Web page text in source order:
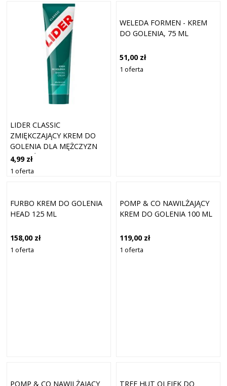
LIDER CLASSIC
ZMIĘKCZAJĄCY KREM DO
GOLENIA DLA MĘŻCZYZN
NAWILŻAJĄCY 65G
4,99 zł
1 oferta
WELEDA FORMEN - KREM
DO GOLENIA, 75 ML
51,00 zł
1 oferta
FURBO KREM DO GOLENIA
HEAD 125 ML
158,00 zł
1 oferta
POMP & CO NAWILŻAJĄCY
KREM DO GOLENIA 100 ML
119,00 zł
1 oferta
POMP & CO NAWILŻAJĄCY TREE HUT OLEJEK DO